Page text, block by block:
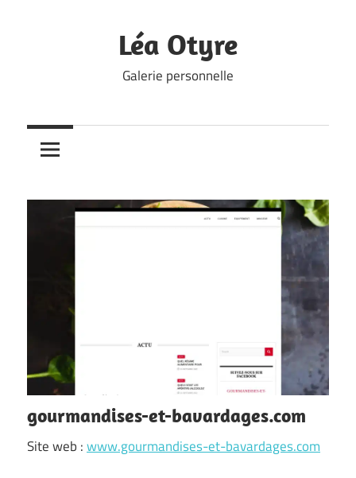
Léa Otyre
Galerie personnelle
gourmandises-et-bavardages.com
Site web :www.gourmandises-et-bavardages.com